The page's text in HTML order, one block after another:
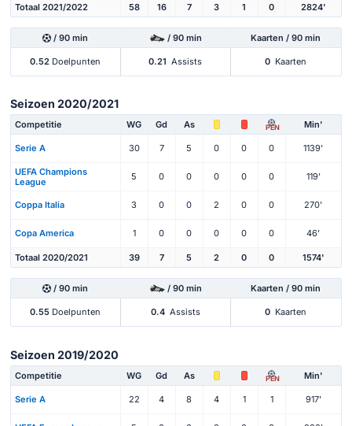
Totaal 2021/2022 58 16 7 3 1 0 2824'
/ 90 min / 90 min Kaarten / 90 min
0.52 Doelpunten 0.21 Assists 0 Kaarten
Seizoen 2020/2021
Competitie WG Gd As PEN Min'
Serie A 30 7 5 0 0 0 1139'
UEFA Champions
League
5 0 0 0 0 0 119'
Coppa Italia 3 0 0 2 0 0 270'
Copa America 1 0 0 0 0 0 46'
Totaal 2020/2021 39 7 5 2 0 0 1574'
/ 90 min / 90 min Kaarten / 90 min
0.55 Doelpunten 0.4 Assists 0 Kaarten
Seizoen 2019/2020
Competitie WG Gd As PEN Min'
Serie A 22 4 8 4 1 1 917'